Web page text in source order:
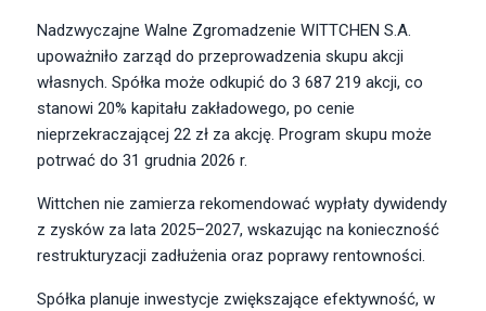
Nadzwyczajne Walne Zgromadzenie WITTCHEN S.A.
upoważniło zarząd do przeprowadzenia skupu akcji
własnych. Spółka może odkupić do 3 687 219 akcji, co
stanowi 20% kapitału zakładowego, po cenie
nieprzekraczającej 22 zł za akcję. Program skupu może
potrwać do 31 grudnia 2026 r.
Wittchen nie zamierza rekomendować wypłaty dywidendy
z zysków za lata 2025–2027, wskazując na konieczność
restrukturyzacji zadłużenia oraz poprawy rentowności.
Spółka planuje inwestycje zwiększające efektywność, w